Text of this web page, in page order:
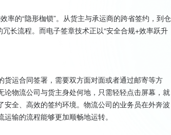
率的“隐形枷锁”。从货主与承运商的跨省签约，到仓
长流程。而电子签章技术正以“安全合规+效率跃升
运合同签署，需要双方面对面或者通过邮寄等方
物流公司与货主身处何地，只需轻轻点击屏幕，就
全、高效的签约环境。物流公司的业务员在外奔波
输的流程能够更加顺畅地运转。